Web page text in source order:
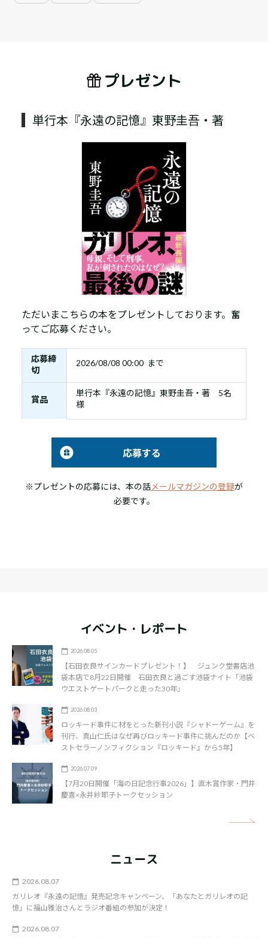
プレゼント
単行本『永遠の記憶』東野圭吾・著
ただいまこちらの本をプレゼントしております。奮
ってご応募ください。
応募締
切
2026/08/08 00:00 まで
賞品
単行本『永遠の記憶』東野圭吾・著 5名
様
応募する
※プレゼントの応募には、本の話メールマガジンの登録が
必要です。
イベント・レポート
2026.08.05
【石田衣良サインカードプレゼント！】 ジュンク堂書店池
袋本店で8月22日開催 石田衣良と過ごす池袋ナイト「池袋
ウエストゲートパークと走った30年」
2026.08.03
ロッキード事件に材をとった新刊小説『シャドーゲーム』を
刊行、真山仁氏はなぜ再びロッキード事件に挑んだのか【ベ
ストセラーノンフィクション『ロッキード』から5年】
2026.07.09
【7月20日開催「海の日記念行事2026」】直木賞作家・門井
慶喜×永井紗耶子トークセッション
ニュース
2026.08.07
ガリレオ『永遠の記憶』発売記念キャンペーン、「あなたとガリレオの記
憶」に福山雅治さんとラジオ番組の参加が決定！
2026.08.07